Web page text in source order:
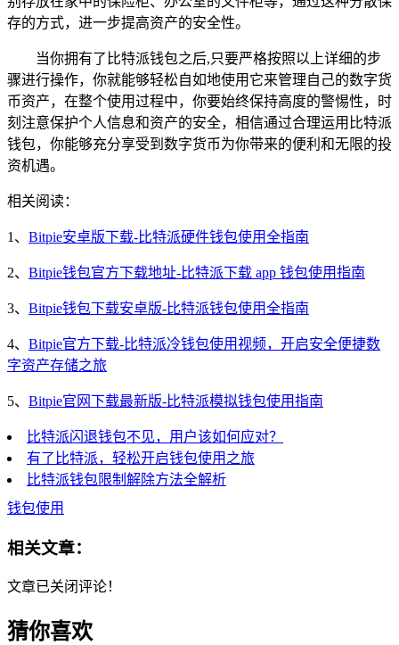
存的方式，进一步提高资产的安全性。
当你拥有了比特派钱包之后,只要严格按照以上详细的步
骤进行操作，你就能够轻松自如地使用它来管理自己的数字货
币资产，在整个使用过程中，你要始终保持高度的警惕性，时
刻注意保护个人信息和资产的安全，相信通过合理运用比特派
钱包，你能够充分享受到数字货币为你带来的便利和无限的投
资机遇。
相关阅读：
1、 Bitpie安卓版下载-比特派硬件钱包使用全指南
2、 Bitpie钱包官方下载地址-比特派下载 app 钱包使用指南
3、 Bitpie钱包下载安卓版-比特派钱包使用全指南
4、 Bitpie官方下载-比特派冷钱包使用视频，开启安全便捷数
字资产存储之旅
5、 Bitpie官网下载最新版-比特派模拟钱包使用指南
比特派闪退钱包不见，用户该如何应对？
有了比特派，轻松开启钱包使用之旅
比特派钱包限制解除方法全解析
钱包使用
相关文章：
文章已关闭评论！
猜你喜欢